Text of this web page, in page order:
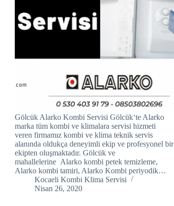
panel
Panel
panel
panel
panel
Panel
Gölcük Alarko Kombi Servisi Gölcük‘te Alarko
marka tüm kombi ve klimalara servisi hizmeti
veren firmamız kombi ve klima teknik servis
alanında oldukça deneyimli ekip ve profesyonel bir
ekipten oluşmaktadır. Gölcük ve
mahallelerine Alarko kombi petek temizleme,
Alarko kombi tamiri, Alarko Kombi periyodik…
Kocaeli Kombi Klima Servisi
Nisan 26, 2020